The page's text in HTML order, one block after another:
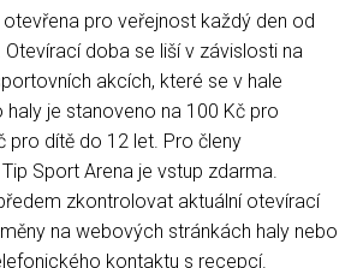
pro veřejnost každý den od
Otevírací doba se liší v závislosti na
akcích, které se v hale
haly je stanoveno na 100 Kč pro
pro dítě do 12 let. Pro členy
Sport Arena je vstup zdarma.
zkontrolovat aktuální otevírací
na webových stránkách haly nebo
kontaktu s recepcí.